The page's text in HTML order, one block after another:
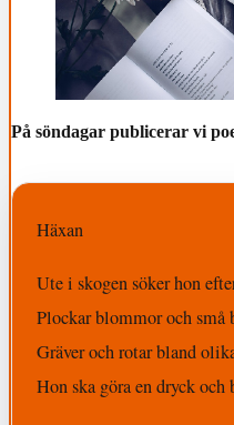
På söndagar publicerar vi
Häxan
Ute i skogen söker hon
Plockar blommor och små
Gräver och rotar bland
Hon ska göra en dryck och